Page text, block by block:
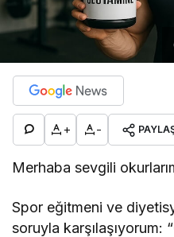
+ -
Merhaba sevgili
Spor eğitmeni ve
soruyla karşılaşıyorum: